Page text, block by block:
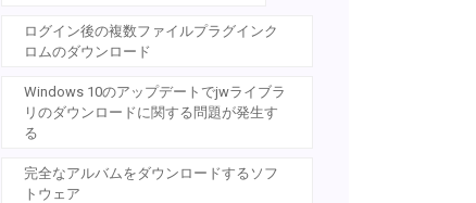
ログイン後の複数ファイルプラグインク
ロムのダウンロード
Windows 10のアップデートでjwライブラ
リのダウンロードに関する問題が発生す
る
完全なアルバムをダウンロードするソフ
トウェア